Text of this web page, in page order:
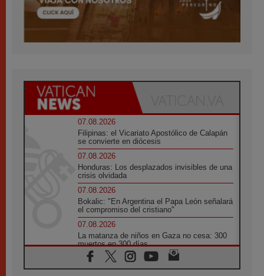
07.08.2026
Filipinas: el Vicariato Apostólico de Calapán
se convierte en diócesis
07.08.2026
Honduras: Los desplazados invisibles de una
crisis olvidada
07.08.2026
Bokalic: "En Argentina el Papa León señalará
el compromiso del cristiano"
07.08.2026
La matanza de niños en Gaza no cesa: 300
muertos en 300 días
07.08.2026
Tagle: La guerra desfigura el mundo, solo la